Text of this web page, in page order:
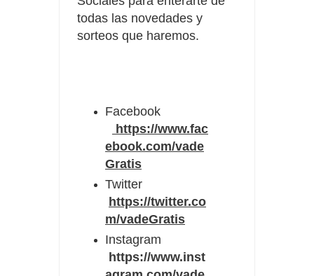
todas las novedades y
sorteos que haremos.
Facebook
https://www.fac
ebook.com/vade
Gratis
Twitter
https://twitter.co
m/vadeGratis
Instagram
https://www.inst